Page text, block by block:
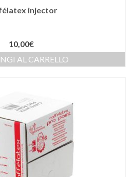
injector
10,00€
AL CARRELLO